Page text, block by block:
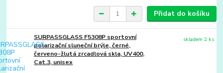
Přidat do košíku
SURPASSGLASS F5308P sportovní
polarizační sluneční brýle, černé,
červeno-žlutá zrcadlová skla, UV400,
Cat.3, unisex
skladem 2 ks